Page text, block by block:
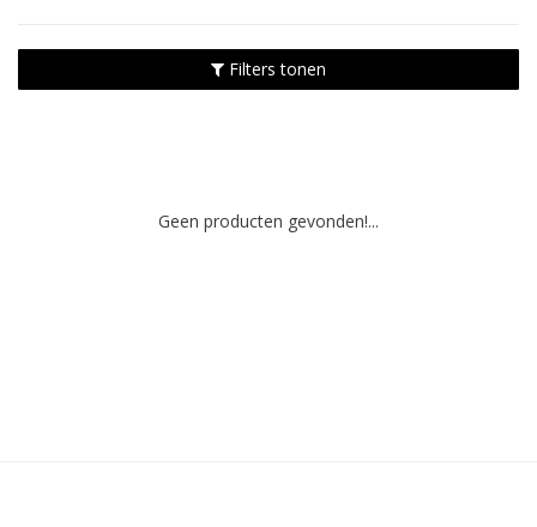
Filters tonen
Geen producten gevonden!...